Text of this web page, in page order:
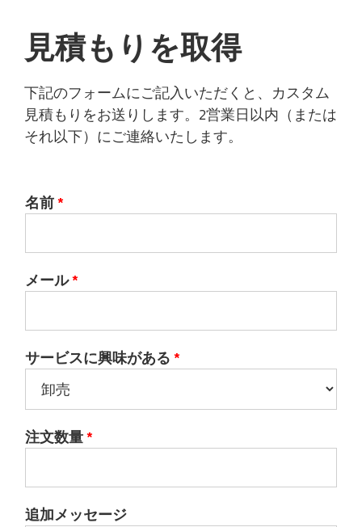
見積もりを取得
下記のフォームにご記入いただくと、カスタム
見積もりをお送りします。2営業日以内（または
それ以下）にご連絡いたします。
名前*
メール*
サービスに興味がある*
注文数量*
追加メッセージ